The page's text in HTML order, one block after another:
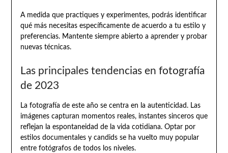
A medida que practiques y experimentes, podrás identificar
qué más necesitas específicamente de acuerdo a tu estilo y
preferencias. Mantente siempre abierto a aprender y probar
nuevas técnicas.
Las principales tendencias en fotografía
de 2023
La fotografía de este año se centra en la autenticidad. Las
imágenes capturan momentos reales, instantes sinceros que
reflejan la espontaneidad de la vida cotidiana. Optar por
estilos documentales y candids se ha vuelto muy popular
entre fotógrafos de todos los niveles.